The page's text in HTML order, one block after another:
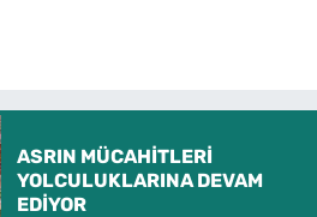
ASRIN MÜCAHİTLERİ
YOLCULUKLARINA DEVAM
EDİYOR